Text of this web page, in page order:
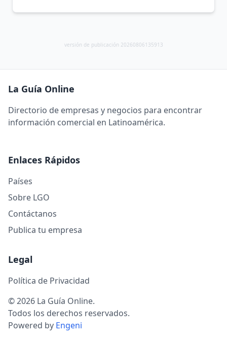
versión de publicación 20260806135913
La Guía Online
Directorio de empresas y negocios para encontrar
información comercial en Latinoamérica.
Enlaces Rápidos
Países
Sobre LGO
Contáctanos
Publica tu empresa
Legal
Política de Privacidad
© 2026 La Guía Online.
Todos los derechos reservados.
Powered by Engeni